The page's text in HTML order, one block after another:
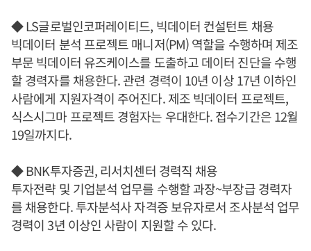
◆ LS글로벌인코퍼레이티드, 빅데이터 컨설턴트 채용
빅데이터 분석 프로젝트 매니저(PM) 역할을 수행하며 제조
부문 빅데이터 유즈케이스를 도출하고 데이터 진단을 수행
할 경력자를 채용한다. 관련 경력이 10년 이상 17년 이하인
사람에게 지원자격이 주어진다. 제조 빅데이터 프로젝트,
식스시그마 프로젝트 경험자는 우대한다. 접수기간은 12월
19일까지다.
◆ BNK투자증권, 리서치센터 경력직 채용
투자전략 및 기업분석 업무를 수행할 과장~부장급 경력자
를 채용한다. 투자분석사 자격증 보유자로서 조사분석 업무
경력이 3년 이상인 사람이 지원할 수 있다.